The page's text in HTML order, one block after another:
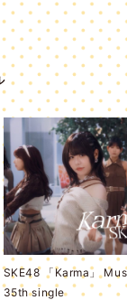
SKE48 「Karma」
35th single